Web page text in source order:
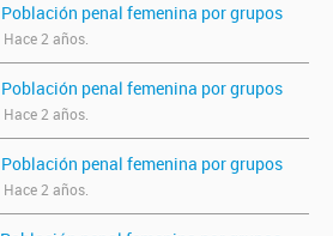
Población penal femenina por grupos
Hace 2 años.
Población penal femenina por grupos
Hace 2 años.
Población penal femenina por grupos
Hace 2 años.